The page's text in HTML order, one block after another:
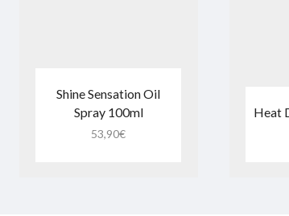
Shine Sensation Oil
Spray 100ml
53,90€
Heat